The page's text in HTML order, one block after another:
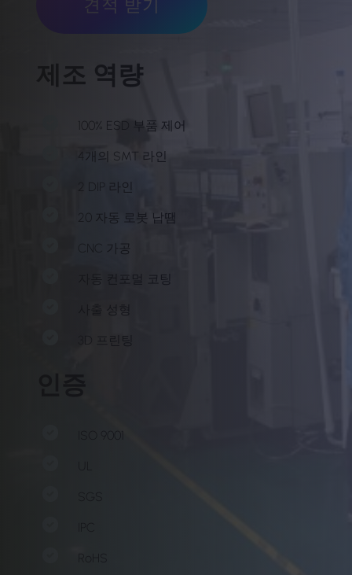
견적 받기
제조 역량
100% ESD 부품 제어
4개의 SMT 라인
2 DIP 라인
20 자동 로봇 납땜
CNC 가공
자동 컨포멀 코팅
사출 성형
3D 프린팅